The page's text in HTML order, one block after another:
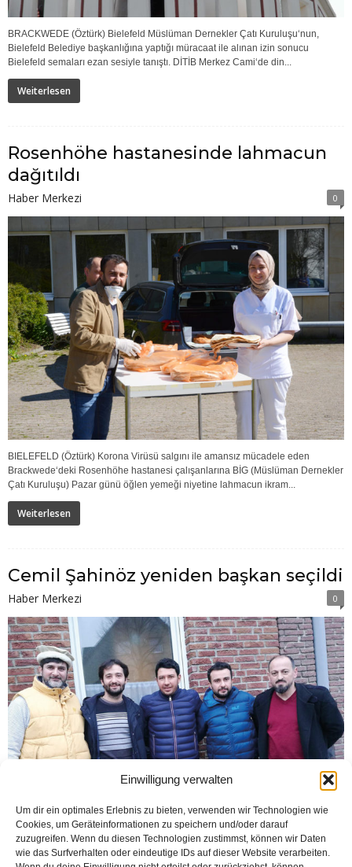
Einwilligung verwalten
Um dir ein optimales Erlebnis zu bieten, verwenden wir Technologien wie
Cookies, um Geräteinformationen zu speichern und/oder darauf
zuzugreifen. Wenn du diesen Technologien zustimmst, können wir Daten
wie das Surfverhalten oder eindeutige IDs auf dieser Website verarbeiten.
BRACKWEDE (Öztürk) Bielefeld Müslüman Dernekler Çatı Kuruluşu‘nun,
Bielefeld Belediye başkanlığına yaptığı müracaat ile alınan izin sonucu
Bielefeld semaları ezan sesiyle tanıştı. DİTİB Merkez Cami‘de din...
Weiterlesen
Rosenhöhe hastanesinde lahmacun
dağıtıldı
Haber Merkezi 0
BIELEFELD (Öztürk) Korona Virüsü salgını ile amansız mücadele eden
Brackwede‘deki Rosenhöhe hastanesi çalışanlarına BİG (Müslüman Dernekler
Çatı Kuruluşu) Pazar günü öğlen yemeği niyetine lahmacun ikram...
Weiterlesen
Cemil Şahinöz yeniden başkan seçildi
Haber Merkezi 0